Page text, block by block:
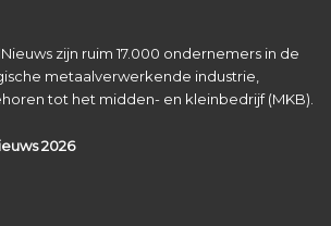
zijn ruim 17.000 ondernemers in de
metaalverwerkende industrie,
tot het midden- en kleinbedrijf (MKB).
2026